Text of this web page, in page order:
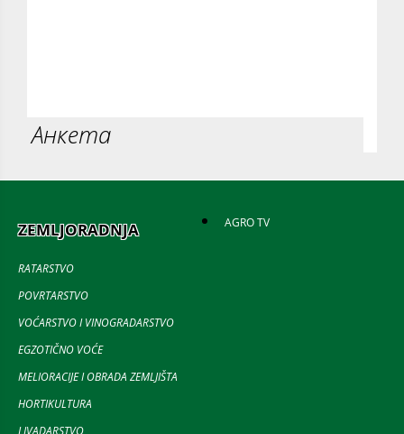
Анкета
ZEMLJORADNJA
RATARSTVO
POVRTARSTVO
VOĆARSTVO I VINOGRADARSTVO
EGZOTIČNO VOĆE
MELIORACIJE I OBRADA ZEMLJIŠTA
HORTIKULTURA
AGRO TV